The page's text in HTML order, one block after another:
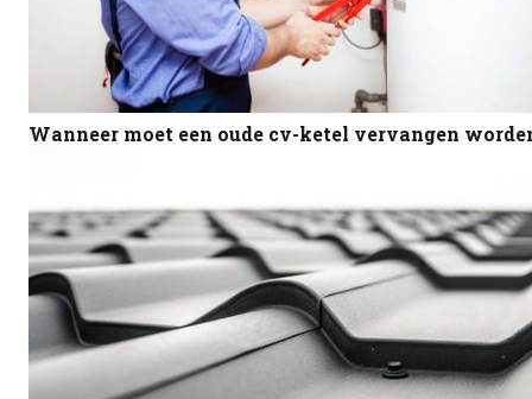
Wanneer moet een oude cv-ketel vervangen